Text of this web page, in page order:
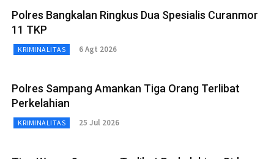
Polres Bangkalan Ringkus Dua Spesialis Curanmor
11 TKP
KRIMINALITAS 6 Agt 2026
Polres Sampang Amankan Tiga Orang Terlibat
Perkelahian
KRIMINALITAS 25 Jul 2026